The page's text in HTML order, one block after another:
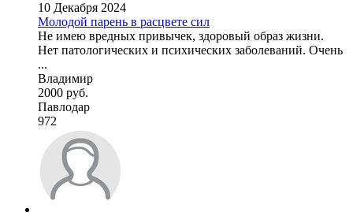
10 Декабря 2024
Молодой парень в расцвете сил
Не имею вредных привычек, здоровый образ жизни.
Нет патологических и психических заболеваний. Очень
...
Владимир
2000 руб.
Павлодар
972